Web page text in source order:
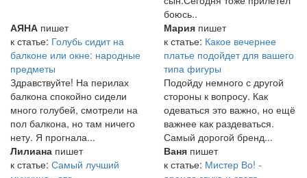
боюсь..
АЯНА пишет
к статье: Голубь сидит на
балконе или окне: народные
предметы
Здравствуйте! На перилах
балкона спокойно сидели
много голубей, смотрели на
пол балкона, но там ничего
нету. Я прогнала...
Мария пишет
к статье: Какое вечернее
платье подойдет для вашего
типа фигуры
Подойду немного с другой
стороны к вопросу. Как
одеваться это важно, но ещё
важнее как раздеваться.
Самый дорогой бренд...
Лилиана пишет
к статье: Самый лучший
Ваня пишет
к статье: Мистер Во! -